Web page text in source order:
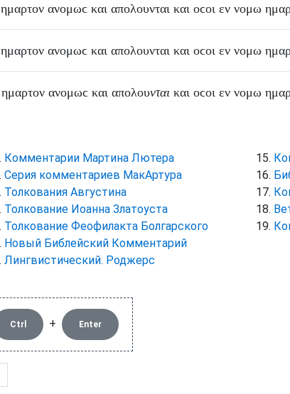
ημαρτον ανομωϲ και απολουνται και οϲοι εν νομω
ημαρτον ανομωϲ και απολουνται και οϲοι εν νομω
ημαρτον ανομωϲ και απολουνται και οϲοι εν νομω
Комментарии Мартина Лютера
Серия комментариев МакАртура
Толкования Августина
Толкование Иоанна Златоуста
Толкование Феофилакта Болгарского
Новый Библейский Комментарий
Лингвистический. Роджерс
Ctrl + Enter